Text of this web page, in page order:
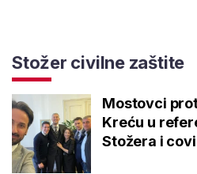
Stožer civilne zaštite
Mostovci
Kreću u
Stožera i